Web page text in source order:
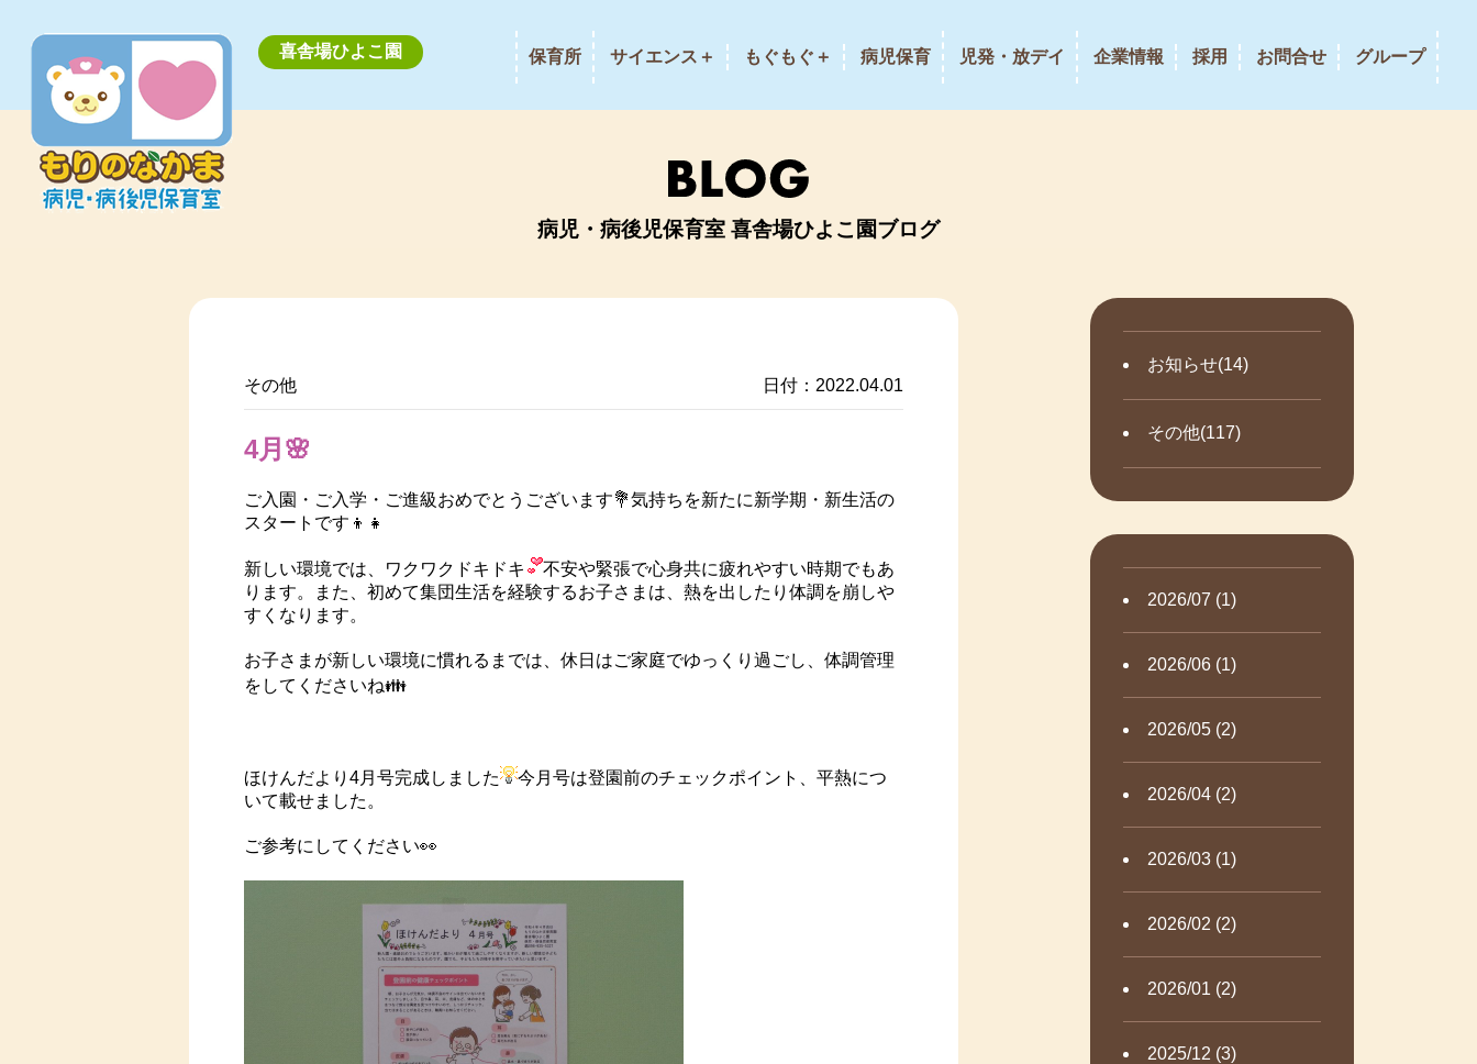
喜舎場ひよこ園 保育所 サイエンス＋ もぐもぐ＋ 病児保育 児発・放デイ 企業情報 採用 お問合せ グループ
病児・病後児保育室 喜舎場ひよこ園ブログ
お知らせ(14)
その他(117)
2026/07 (1)
2026/06 (1)
2026/05 (2)
2026/04 (2)
2026/03 (1)
2026/02 (2)
2026/01 (2)
2025/12 (3)
その他 日付：2022.04.01
4月🌸
ご入園・ご入学・ご進級おめでとうございます💐気持ちを新たに新学期・新生活の
スタートです👦👧
新しい環境では、ワクワクドキドキ
不安や緊張で心身共に疲れやすい時期でもあ
ります。また、初めて集団生活を経験するお子さまは、熱を出したり体調を崩しや
すくなります。
お子さまが新しい環境に慣れるまでは、休日はご家庭でゆっくり過ごし、体調管理
をしてくださいね👪
ほけんだより4月号完成しました
今月号は登園前のチェックポイント、平熱につ
いて載せました。
ご参考にしてください👀